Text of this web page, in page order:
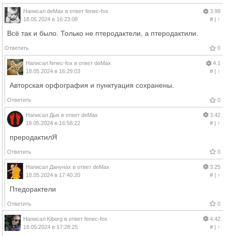
Написал deMax в ответ fenec-fox
18.05.2024 в 16:23:08
3.98
#| ↑
Всё так и было. Только не птеродактели, а птеродактили.
Ответить 0
Написал fenec-fox в ответ deMax
18.05.2024 в 16:29:03
4.1
#| ↑
Авторская орфография и пунктуация сохранены.
Ответить 0
Написал Дык в ответ deMax
18.05.2024 в 16:58:22
3.42
#| ↑
преродактилЯ
Ответить 0
Написал Данунах в ответ deMax
18.05.2024 в 17:40:20
3.25
#| ↑
Птедорактели
Ответить 0
Написал Kiborg в ответ fenec-fox
18.05.2024 в 17:28:25
4.42
#| ↑